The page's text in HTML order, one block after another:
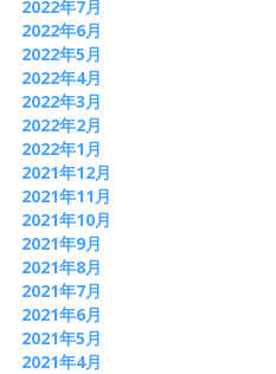
2022年7月
2022年6月
2022年5月
2022年4月
2022年3月
2022年2月
2022年1月
2021年12月
2021年11月
2021年10月
2021年9月
2021年8月
2021年7月
2021年6月
2021年5月
2021年4月